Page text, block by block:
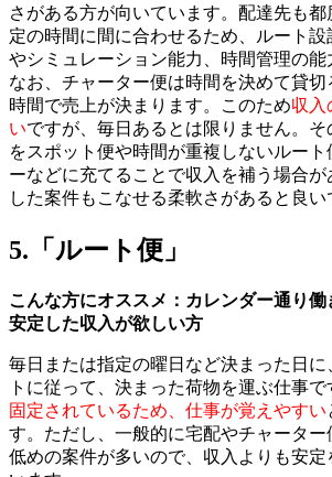
さがある方が向いています。配達先も
定の時間に間に合わせるため、ルート設
やシミュレーション能力、時間管理の能
なお、チャーター便は時間を決めて貸
時間で売上が決まります。このため収入
いですが、毎日あるとは限りません。
をスポット便や時間が重複しないルート
ーなどに充てることで収入を補う場合が
した案件もこなせる柔軟さがあると良い
5.「ルート便」
こんな方にオススメ：カレンダー通り働
安定した収入が欲しい方
毎日または指定の曜日など決まった日
トに従って、決まった荷物を運ぶ仕事で
固定されているため、仕事が覚えやすい
す。ただし、一般的に宅配やチャータ
低めの案件が多いので、収入よりも安定